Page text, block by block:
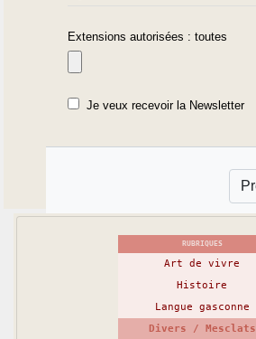
Extensions autorisées : toutes
Je veux recevoir la Newsletter
RUBRIQUES
Art de vivre
Histoire
Langue gasconne
Divers / Mesclats